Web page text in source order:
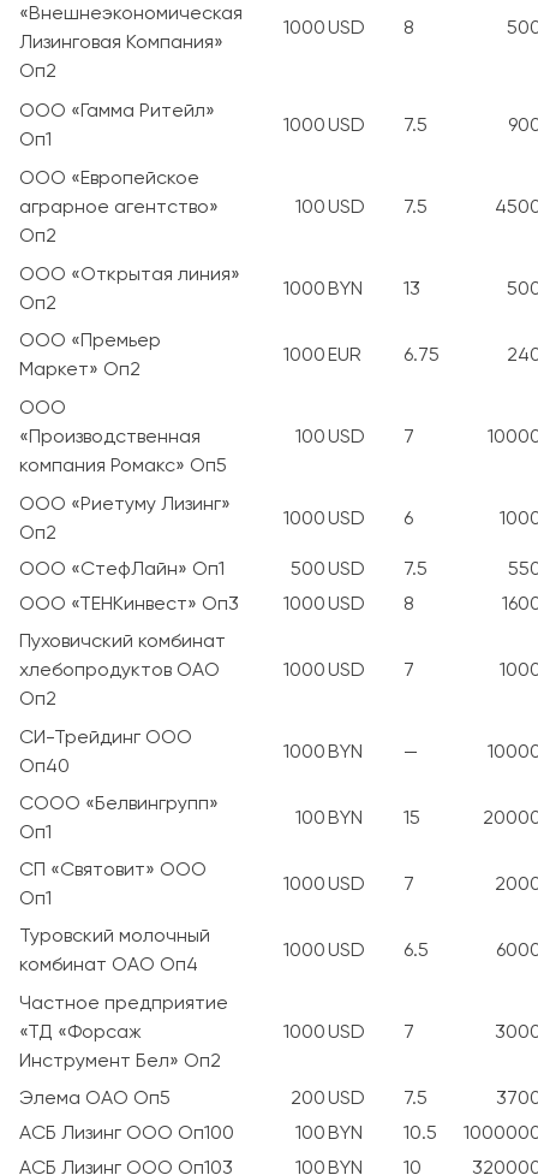
«Внешнеэкономическая
Лизинговая Компания»
Оп2
1000USD 8
ООО «Гамма Ритейл»
Оп1
1000USD 7.5
ООО «Европейское
аграрное агентство»
Оп2
100USD 7.5
ООО «Открытая линия»
Оп2
1000BYN 13
ООО «Премьер
Маркет» Оп2
1000EUR 6.75
ООО
«Производственная
компания Ромакс» Оп5
100USD 7
ООО «Риетуму Лизинг»
Оп2
1000USD 6
ООО «СтефЛайн» Оп1 500USD 7.5
ООО «ТЕНКинвест» Оп3
1000USD 8
Пуховичский комбинат
хлебопродуктов ОАО
Оп2
1000USD 7
СИ-Трейдинг ООО
Оп40
1000BYN —
СООО «Белвингрупп»
Оп1
100BYN 15
СП «Святовит» ООО
Оп1
1000USD 7
Туровский молочный
комбинат ОАО Оп4
1000USD 6.5
Частное предприятие
«ТД «Форсаж
Инструмент Бел» Оп2
1000USD 7
Элема ОАО Оп5 200USD 7.5
АСБ Лизинг ООО Оп100
100BYN 10.5
АСБ Лизинг ООО Оп103
100BYN 10